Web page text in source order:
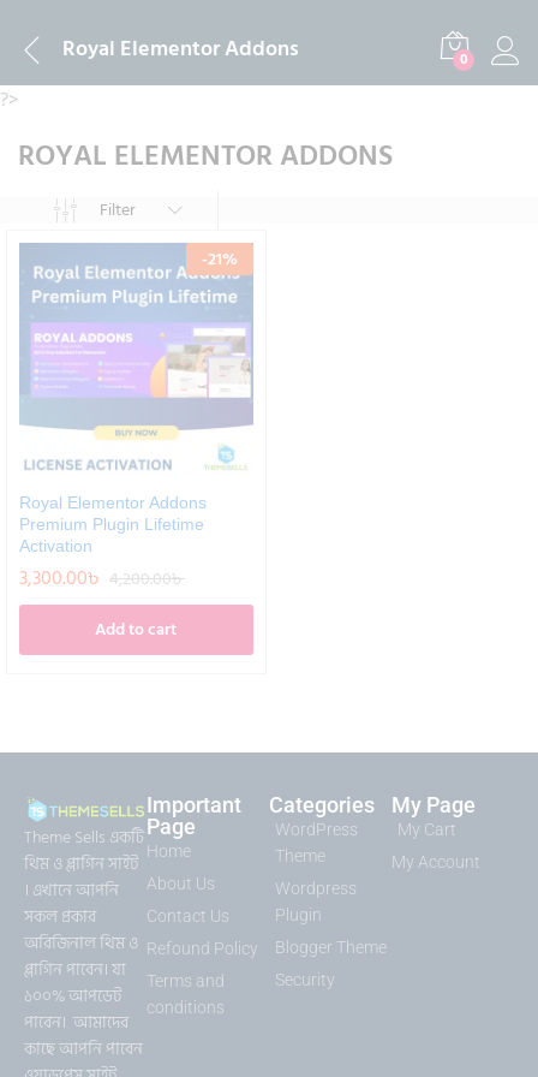
Royal Elementor Addons 0
?>
ROYAL ELEMENTOR ADDONS
Filter
-21%
Royal Elementor Addons
Premium Plugin Lifetime
Activation
3,300.00৳ 4,200.00৳
Add to cart
Theme Sells একটি
থিম ও প্লাগিন সাইট
। এখানে আপনি
সকল প্রকার
অরিজিনাল থিম ও
প্লাগিন পাবেন। যা
১০০% আপডেট
পাবেন। আমাদের
কাছে আপনি পাবেন
Important
Page
Home
About Us
Contact Us
Refound Policy
Terms and
conditions
Categories
WordPress
Theme
Wordpress
Plugin
Blogger Theme
Security
My Page
My Cart
My Account